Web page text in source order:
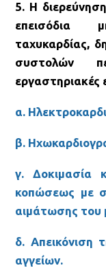
5. Η
επεισόδια
ταχυκαρδίας,
συστολών
εργαστηριακές
α.
β.
γ. Δοκιμασία
κοπώσεως με
αιμάτωσης του
δ. Απεικόνιση
αγγείων.